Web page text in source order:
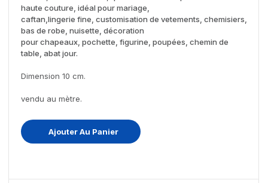
haute couture, idéal pour mariage,
caftan,lingerie fine, customisation de vetements, chemisiers,
bas de robe, nuisette, décoration
pour chapeaux, pochette, figurine, poupées, chemin de
table, abat jour.
Dimension 10 cm.
vendu au mètre.
Ajouter Au Panier